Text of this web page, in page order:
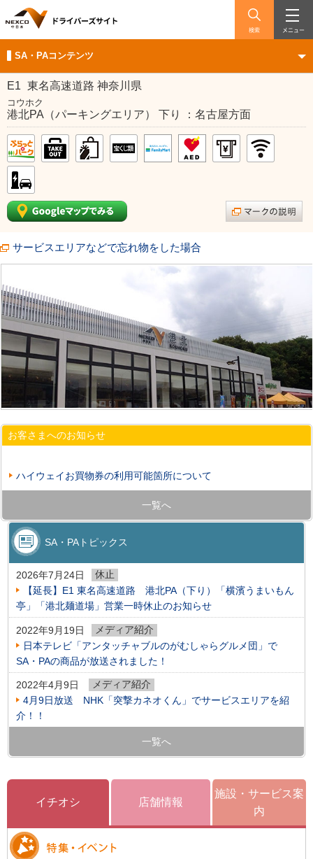
検索 メニュー
SA・PAコンテンツ
E1 東名高速道路 神奈川県
コウホク
港北PA（パーキングエリア） 下り ：名古屋方面
サービスエリアなどで忘れ物をした場合
お客さまへのお知らせ
ハイウェイお買物券の利用可能箇所について
一覧へ
SA・PAトピックス
2026年7月24日
休止
【延長】E1 東名高速道路 港北PA（下り）「横濱うまいもん
亭」「港北麺道場」営業一時休止のお知らせ
2022年9月19日
メディア紹介
日本テレビ「アンタッチャブルのがむしゃらグルメ団」で
SA・PAの商品が放送されました！
2022年4月9日
メディア紹介
4月9日放送 NHK「突撃カネオくん」でサービスエリアを紹
介！！
一覧へ
イチオシ 店舗情報
施設・サービス案
内